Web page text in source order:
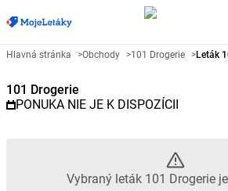
Reklamný leták 101
Hlavná stránka >Obchody >101 Drogerie >Leták
101 Drogerie
PONUKA NIE JE K DISPOZÍCII
Vybraný leták 101 Drogerie